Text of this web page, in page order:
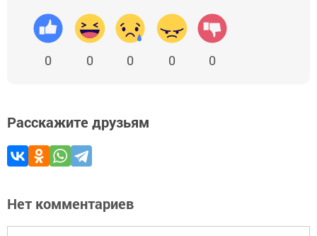
0 0 0 0 0
Расскажите друзьям
Нет комментариев